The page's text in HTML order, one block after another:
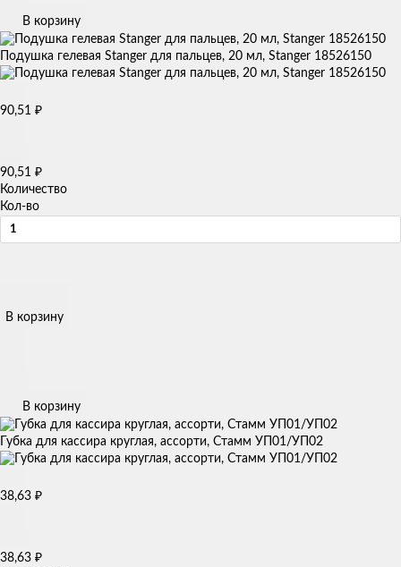
В корзину
Подушка гелевая Stanger для пальцев, 20 мл, Stanger 18526150
90,51 ₽
90,51 ₽
Количество
Кол-во
В корзину
В корзину
Губка для кассира круглая, ассорти, Стамм УП01/УП02
38,63 ₽
38,63 ₽